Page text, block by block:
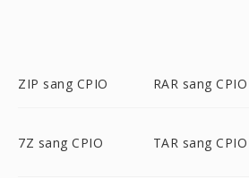
ZIP sang CPIO RAR sang CPIO
7Z sang CPIO TAR sang CPIO